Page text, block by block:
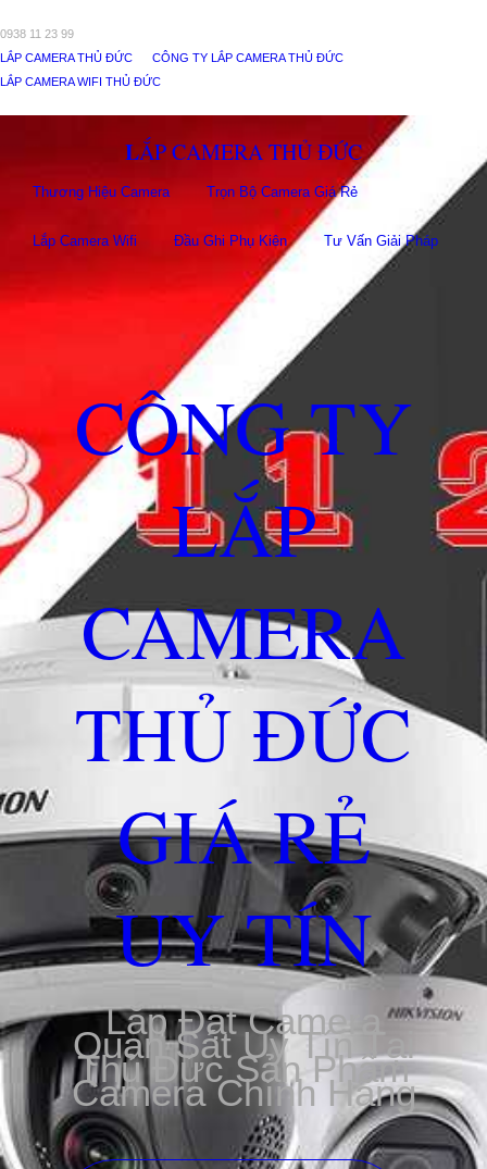
0938 11 23 99
LẮP CAMERA THỦ ĐỨC
CÔNG TY LẮP CAMERA THỦ ĐỨC
LẮP CAMERA WIFI THỦ ĐỨC
LẮP CAMERA THỦ ĐỨC
Thương Hiệu Camera Trọn Bộ Camera Giá Rẻ
Lắp Camera Wifi Đầu Ghi Phụ Kiên Tư Vấn Giải Pháp
CÔNG TY
LẮP
CAMERA
THỦ ĐỨC
GIÁ RẺ
UY TÍN
Lắp Đặt Camera
Quan Sát Uy Tín Tại
Thủ Đức Sản Phẩm
Camera Chính Hãng